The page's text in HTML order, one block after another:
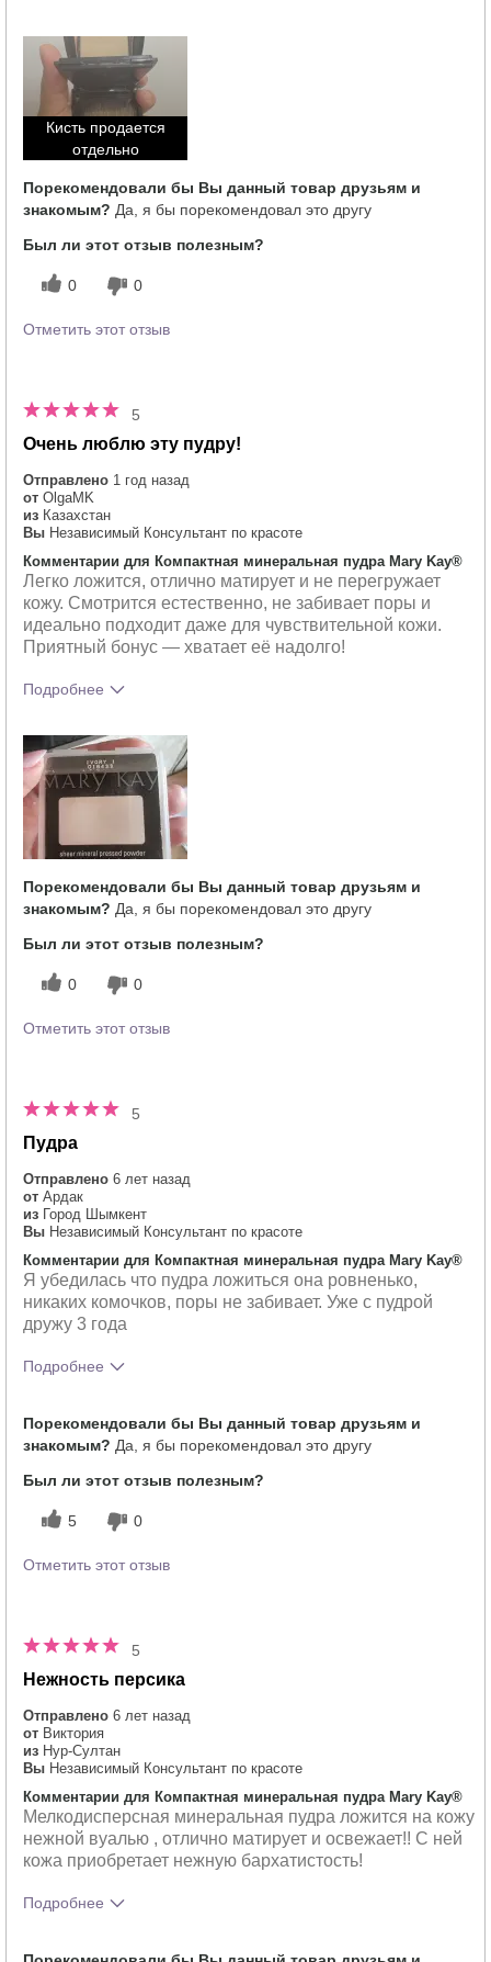
продукта?
Как отличается опыт использования
этого продукта от декоративной
косметики других брендов?
Кисть продается
отдельно
Порекомендовали бы Вы данный товар друзьям и
знакомым? Да, я бы порекомендовал это другу
Был ли этот отзыв полезным?
0 0
Отметить этот отзыв
5
Очень люблю эту пудру!
Отправлено 1 год назад
от OlgaMK
из Казахстан
Вы Независимый Консультант по красоте
Комментарии для Компактная минеральная пудра Mary Kay®
Легко ложится, отлично матирует и не перегружает
кожу. Смотрится естественно, не забивает поры и
идеально подходит даже для чувствительной кожи.
Приятный бонус — хватает её надолго!
Подробнее
продукта?
Как отличается опыт использования
этого продукта от декоративной
косметики других брендов?
Порекомендовали бы Вы данный товар друзьям и
знакомым? Да, я бы порекомендовал это другу
Был ли этот отзыв полезным?
0 0
Отметить этот отзыв
5
Пудра
Отправлено 6 лет назад
от Ардак
из Город Шымкент
Вы Независимый Консультант по красоте
Комментарии для Компактная минеральная пудра Mary Kay®
Я убедилась что пудра ложиться она ровненько,
никаких комочков, поры не забивает. Уже с пудрой
дружу 3 года
Подробнее
продукта?
Как отличается опыт использования
этого продукта от декоративной
Порекомендовали бы Вы данный товар друзьям и
знакомым? Да, я бы порекомендовал это другу
Был ли этот отзыв полезным?
5 0
Отметить этот отзыв
5
Нежность персика
Отправлено 6 лет назад
от Виктория
из Нур-Султан
Вы Независимый Консультант по красоте
Комментарии для Компактная минеральная пудра Mary Kay®
Мелкодисперсная минеральная пудра ложится на кожу
нежной вуалью , отлично матирует и освежает!! С ней
кожа приобретает нежную бархатистость!
Подробнее